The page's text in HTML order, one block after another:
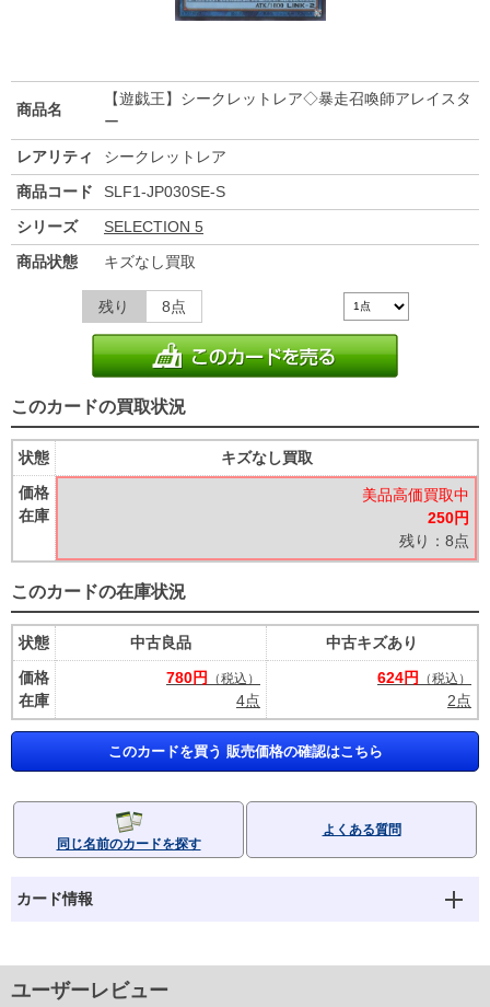
商品名
【遊戯王】シークレットレア◇暴走召喚師アレイスタ
ー
レアリティ
シークレットレア
商品コード
SLF1-JP030SE-S
シリーズ
SELECTION 5
商品状態
キズなし買取
残り 8点
このカードの買取状況
状態
価格
在庫
キズなし買取
美品高価買取中
250円
残り：8点
このカードの在庫状況
状態
価格
在庫
中古良品
780円
（税込）
4点
中古キズあり
624円
（税込）
2点
このカードを買う 販売価格の確認はこちら
同じ名前のカードを探す
よくある質問
カード情報
ユーザーレビュー